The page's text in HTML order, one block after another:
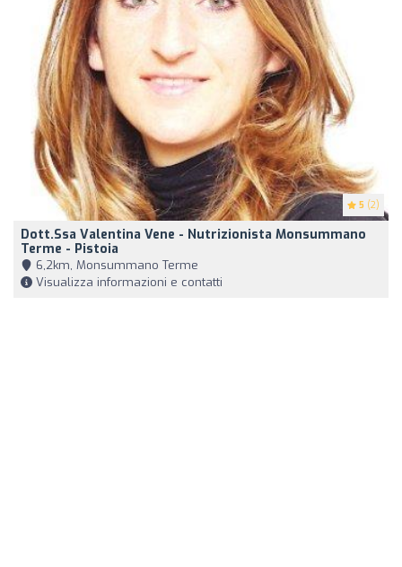
5 (2)
Dott.ssa Valentina Vene - Nutrizionista Monsummano
Terme - Pistoia
6,2km, Monsummano Terme
Visualizza informazioni e contatti